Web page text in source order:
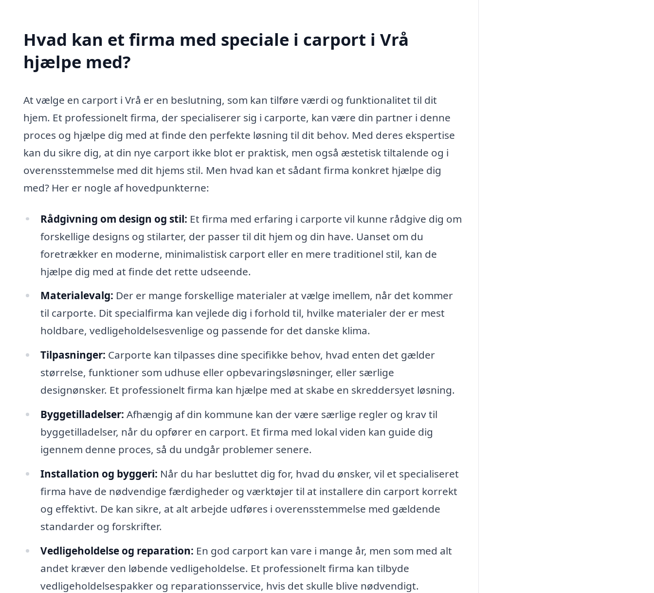
Hvad kan et firma med speciale i carport i Vrå
hjælpe med?
At vælge en carport i Vrå er en beslutning, som kan tilføre værdi og funktionalitet til dit
hjem. Et professionelt firma, der specialiserer sig i carporte, kan være din partner i denne
proces og hjælpe dig med at finde den perfekte løsning til dit behov. Med deres ekspertise
kan du sikre dig, at din nye carport ikke blot er praktisk, men også æstetisk tiltalende og i
overensstemmelse med dit hjems stil. Men hvad kan et sådant firma konkret hjælpe dig
med? Her er nogle af hovedpunkterne:
Rådgivning om design og stil: Et firma med erfaring i carporte vil kunne rådgive dig om
forskellige designs og stilarter, der passer til dit hjem og din have. Uanset om du
foretrækker en moderne, minimalistisk carport eller en mere traditionel stil, kan de
hjælpe dig med at finde det rette udseende.
Materialevalg: Der er mange forskellige materialer at vælge imellem, når det kommer
til carporte. Dit specialfirma kan vejlede dig i forhold til, hvilke materialer der er mest
holdbare, vedligeholdelsesvenlige og passende for det danske klima.
Tilpasninger: Carporte kan tilpasses dine specifikke behov, hvad enten det gælder
størrelse, funktioner som udhuse eller opbevaringsløsninger, eller særlige
designønsker. Et professionelt firma kan hjælpe med at skabe en skreddersyet løsning.
Byggetilladelser: Afhængig af din kommune kan der være særlige regler og krav til
byggetilladelser, når du opfører en carport. Et firma med lokal viden kan guide dig
igennem denne proces, så du undgår problemer senere.
Installation og byggeri: Når du har besluttet dig for, hvad du ønsker, vil et specialiseret
firma have de nødvendige færdigheder og værktøjer til at installere din carport korrekt
og effektivt. De kan sikre, at alt arbejde udføres i overensstemmelse med gældende
standarder og forskrifter.
Vedligeholdelse og reparation: En god carport kan vare i mange år, men som med alt
andet kræver den løbende vedligeholdelse. Et professionelt firma kan tilbyde
vedligeholdelsespakker og reparationsservice, hvis det skulle blive nødvendigt.